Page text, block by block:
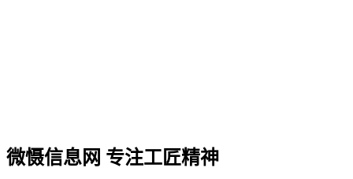
微慑信息网 专注工匠精神